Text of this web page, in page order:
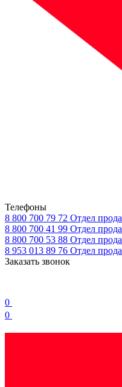
Телефоны
8 800 700 79 72 Отдел
8 800 700 41 99 Отдел
8 800 700 53 88 Отдел
8 953 013 89 76 Отдел
Заказать звонок
0
0